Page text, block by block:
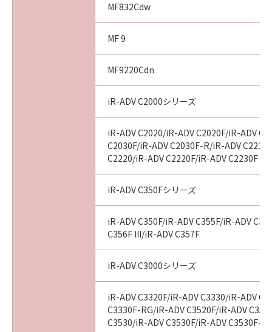
MF832Cdw
MF 9
MF9220Cdn
iR-ADV C2000シリーズ
iR-ADV C2020/iR-ADV C2020F/iR-ADV
C2030F/iR-ADV C2030F-R/iR-ADV
C2220/iR-ADV C2220F/iR-ADV C2230F
iR-ADV C350Fシリーズ
iR-ADV C350F/iR-ADV C355F/iR-ADV
C356F III/iR-ADV C357F
iR-ADV C3000シリーズ
iR-ADV C3320F/iR-ADV C3330/iR-ADV
C3330F-RG/iR-ADV C3520F/iR-ADV
C3530/iR-ADV C3530F/iR-ADV C3530F-